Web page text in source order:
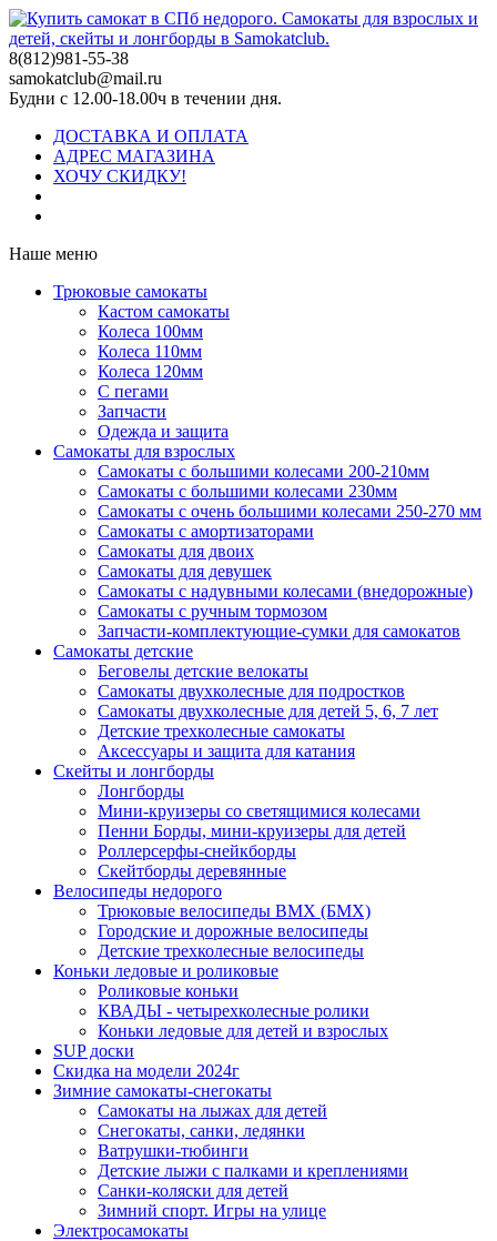
8(812)981-55-38
samokatclub@mail.ru
Будни с 12.00-18.00ч в течении дня.
ДОСТАВКА И ОПЛАТА
АДРЕС МАГАЗИНА
ХОЧУ СКИДКУ!
Наше меню
Трюковые самокаты
Кастом самокаты
Колеса 100мм
Колеса 110мм
Колеса 120мм
С пегами
Запчасти
Одежда и защита
Самокаты для взрослых
Самокаты с большими колесами 200-210мм
Самокаты с большими колесами 230мм
Самокаты с очень большими колесами 250-270 мм
Самокаты с амортизаторами
Самокаты для двоих
Самокаты для девушек
Самокаты с надувными колесами (внедорожные)
Самокаты с ручным тормозом
Запчасти-комплектующие-сумки для самокатов
Самокаты детские
Беговелы детские велокаты
Самокаты двухколесные для подростков
Самокаты двухколесные для детей 5, 6, 7 лет
Детские трехколесные самокаты
Аксессуары и защита для катания
Cкейты и лонгборды
Лонгборды
Мини-круизеры со светящимися колесами
Пенни Борды, мини-круизеры для детей
Роллерсерфы-снейкборды
Скейтборды деревянные
Велосипеды недорого
Трюковые велосипеды BMX (БМХ)
Городские и дорожные велосипеды
Детские трехколесные велосипеды
Коньки ледовые и роликовые
Роликовые коньки
КВАДЫ - четырехколесные ролики
Коньки ледовые для детей и взрослых
SUP доски
Скидка на модели 2024г
Зимние самокаты-снегокаты
Самокаты на лыжах для детей
Снегокаты, санки, ледянки
Ватрушки-тюбинги
Детские лыжи с палками и креплениями
Санки-коляски для детей
Зимний спорт. Игры на улице
Электросамокаты